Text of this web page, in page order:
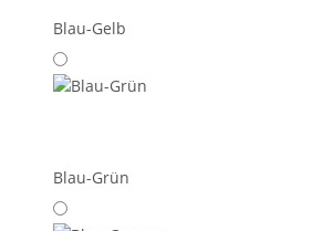
Blau-Gelb
Blau-Grün